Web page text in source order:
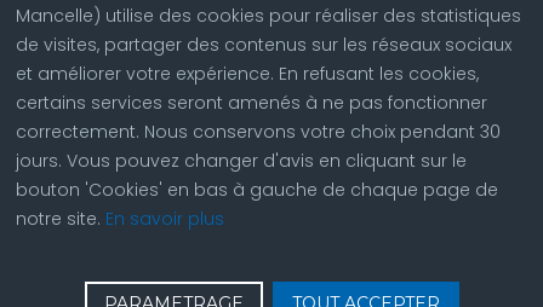
Horaires d'ouverture au public
Du lundi au vendredi 9:00 12:30 | Lundi, mardi et jeudi 13:30
17:00
NOUS CONTACTER
Tél :02 43 84 67 23
Mancelle) utilise des cookies pour réaliser des statistiques
de visites, partager des contenus sur les réseaux sociaux
et améliorer votre expérience. En refusant les cookies,
certains services seront amenés à ne pas fonctionner
correctement. Nous conservons votre choix pendant 30
jours. Vous pouvez changer d'avis en cliquant sur le
bouton 'Cookies' en bas à gauche de chaque page de
notre site. En savoir plus
Contactez nous | © Copyright 2023 |Plan du site|